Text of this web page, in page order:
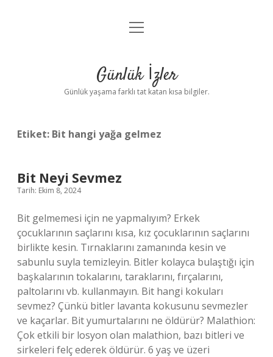
Anasayfa
Yasal Uyarı
menüyü
Günlük İzler
Günlük yaşama farklı tat katan kısa bilgiler.
Etiket: Bit hangi yağa gelmez
Bit Neyi Sevmez
Tarih: Ekim 8, 2024
Bit gelmemesi için ne yapmalıyım? Erkek
çocuklarının saçlarını kısa, kız çocuklarının saçlarını
birlikte kesin. Tırnaklarını zamanında kesin ve
sabunlu suyla temizleyin. Bitler kolayca bulaştığı için
başkalarının tokalarını, taraklarını, fırçalarını,
paltolarını vb. kullanmayın. Bit hangi kokuları
sevmez? Çünkü bitler lavanta kokusunu sevmezler
ve kaçarlar. Bit yumurtalarını ne öldürür? Malathion:
Çok etkili bir losyon olan malathion, bazı bitleri ve
sirkeleri felç ederek öldürür. 6 yaş ve üzeri